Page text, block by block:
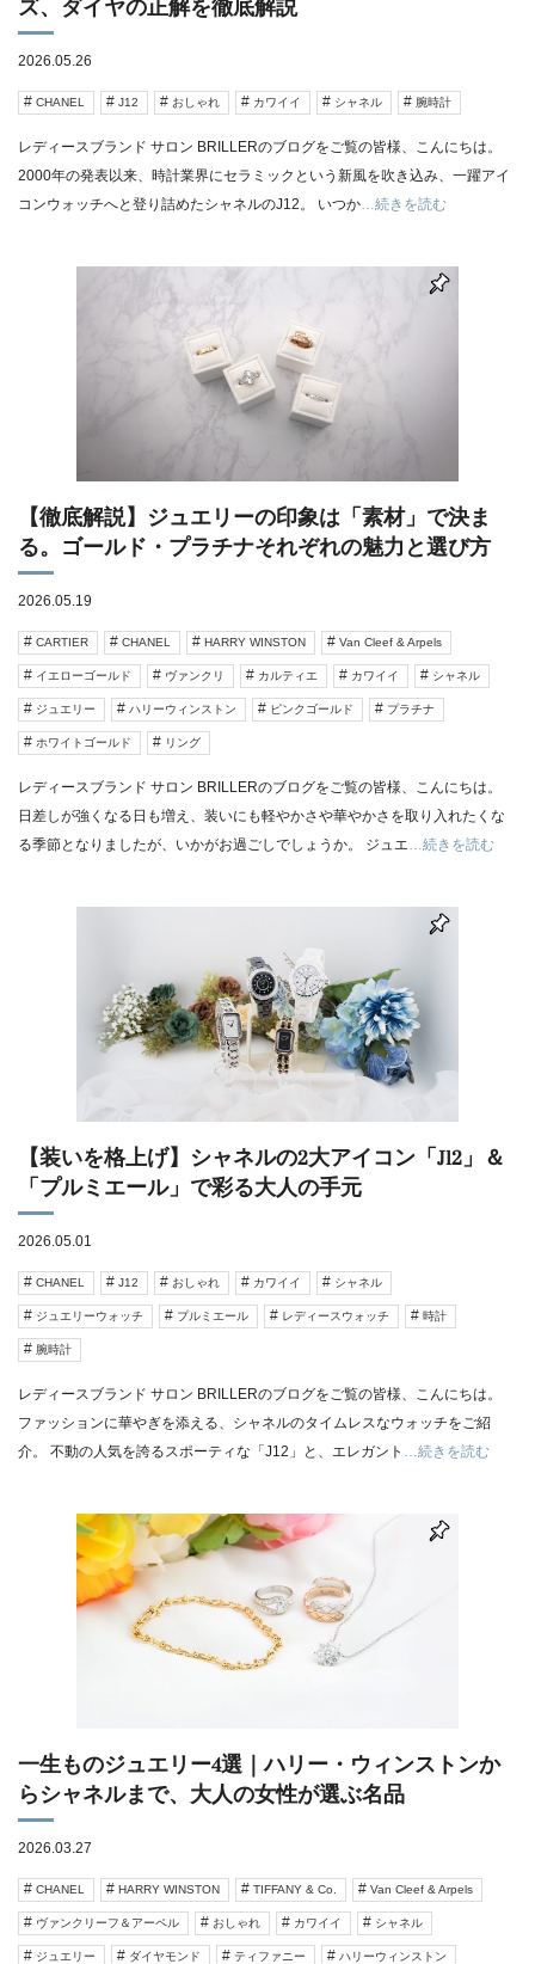
2026.05.26
CHANEL J12 おしゃれ カワイイ シャネル 腕時計
レディースブランド サロン BRILLERのブログをご覧の皆様、こんにちは。
2000年の発表以来、時計業界にセラミックという新風を吹き込み、一躍アイ
コンウォッチへと登り詰めたシャネルのJ12。 いつか…続きを読む
【徹底解説】ジュエリーの印象は「素材」で決ま
る。ゴールド・プラチナそれぞれの魅力と選び方
2026.05.19
CARTIER CHANEL HARRY WINSTON Van Cleef & Arpels
イエローゴールド ヴァンクリ カルティエ カワイイ シャネル
ジュエリー ハリーウィンストン ピンクゴールド プラチナ
ホワイトゴールド リング
レディースブランド サロン BRILLERのブログをご覧の皆様、こんにちは。
日差しが強くなる日も増え、装いにも軽やかさや華やかさを取り入れたくな
る季節となりましたが、いかがお過ごしでしょうか。 ジュエ…続きを読む
【装いを格上げ】シャネルの2大アイコン「J12」＆
「プルミエール」で彩る大人の手元
2026.05.01
CHANEL J12 おしゃれ カワイイ シャネル
ジュエリーウォッチ プルミエール レディースウォッチ 時計
腕時計
レディースブランド サロン BRILLERのブログをご覧の皆様、こんにちは。
ファッションに華やぎを添える、シャネルのタイムレスなウォッチをご紹
介。 不動の人気を誇るスポーティな「J12」と、エレガント …続きを読む
一生ものジュエリー4選｜ハリー・ウィンストンか
らシャネルまで、大人の女性が選ぶ名品
2026.03.27
CHANEL HARRY WINSTON TIFFANY & Co. Van Cleef & Arpels
ヴァンクリーフ＆アーペル おしゃれ カワイイ シャネル
ジュエリー ダイヤモンド ティファニー ハリーウィンストン